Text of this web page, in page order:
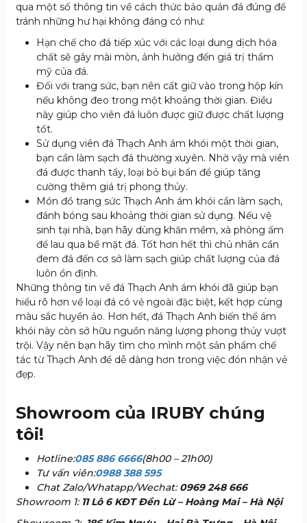
qua một số thông tin về cách thức bảo quản đá đúng để
tránh những hư hại không đáng có như:
Hạn chế cho đá tiếp xúc với các loại dung dịch hóa
chất sẽ gây mài mòn, ảnh hưởng đến giá trị thẩm
mỹ của đá.
Đối với trang sức, bạn nên cất giữ vào trong hộp kín
nếu không đeo trong một khoảng thời gian. Điều
này giúp cho viên đá luôn được giữ được chất lượng
tốt.
Sử dụng viên đá Thạch Anh ám khói một thời gian,
bạn cần làm sạch đá thường xuyên. Nhờ vậy mà viên
đá được thanh tẩy, loại bỏ bụi bẩn để giúp tăng
cường thêm giá trị phong thủy.
Món đồ trang sức Thạch Anh ám khói cần làm sạch,
đánh bóng sau khoảng thời gian sử dụng. Nếu vệ
sinh tại nhà, bạn hãy dùng khăn mềm, xà phòng ấm
để lau qua bề mặt đá. Tốt hơn hết thì chủ nhân cần
đem đá đến cơ sở làm sạch giúp chất lượng của đá
luôn ổn định.
Những thông tin về đá Thạch Anh ám khói đã giúp bạn
hiểu rõ hơn về loại đá có vẻ ngoài đặc biệt, kết hợp cùng
màu sắc huyền ảo. Hơn hết, đá Thạch Anh biến thể ám
khói này còn sở hữu nguồn năng lượng phong thủy vượt
trội. Vậy nên bạn hãy tìm cho mình một sản phẩm chế
tác từ Thạch Anh để dễ dàng hơn trong việc đón nhận vẻ
đẹp.
Showroom của IRUBY chúng
tôi!
Hotline:085 886 6666(8h00 – 21h00)
Tư vấn viên:0988 388 595
Chat Zalo/Whatapp/Wechat: 0969 248 666
Showroom 1: 11 Lô 6 KĐT Đền Lừ – Hoàng Mai – Hà Nội